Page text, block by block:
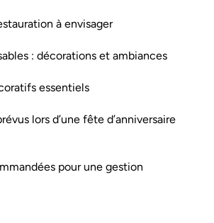
à envisager
: décorations et ambiances
essentiels
lors d’une fête d’anniversaire
pour une gestion